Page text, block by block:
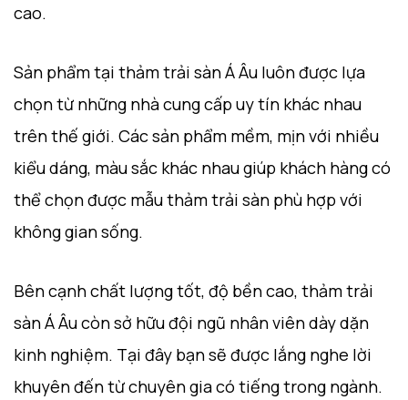
cao.
Sản phẩm tại thảm trải sàn Á Âu luôn được lựa
chọn từ những nhà cung cấp uy tín khác nhau
trên thế giới. Các sản phẩm mềm, mịn với nhiều
kiểu dáng, màu sắc khác nhau giúp khách hàng có
thể chọn được mẫu thảm trải sàn phù hợp với
không gian sống.
Bên cạnh chất lượng tốt, độ bền cao, thảm trải
sàn Á Âu còn sở hữu đội ngũ nhân viên dày dặn
kinh nghiệm. Tại đây bạn sẽ được lắng nghe lời
khuyên đến từ chuyên gia có tiếng trong ngành.